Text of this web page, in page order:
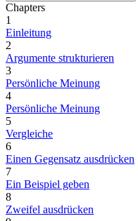
Chapters
1
Einleitung
2
Argumente strukturieren
3
Persönliche Meinung
4
Persönliche Meinung
5
Vergleiche
6
Einen Gegensatz ausdrücken
7
Ein Beispiel geben
8
Zweifel ausdrücken